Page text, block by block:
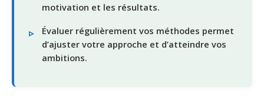
motivation et les résultats.
Évaluer régulièrement vos méthodes permet
d’ajuster votre approche et d’atteindre vos
ambitions.